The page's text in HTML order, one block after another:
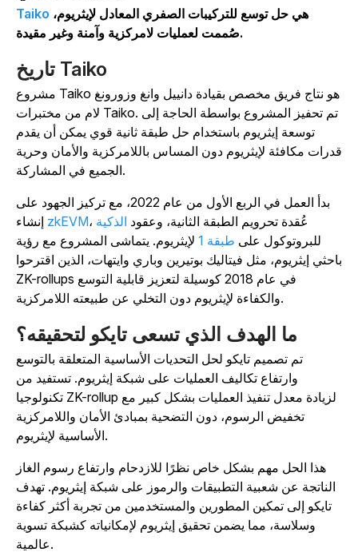
Taikoهي حل توسع للتركيبات الصفري المعادل لإيثريوم،
تاريخ Taiko
مشروع Taiko هو نتاج فريق مخصص بقيادة دانييل وانغ وزورونغ
لام من مختبرات Taiko. تم تحفيز المشروع بواسطة الحاجة إلى
توسعة إيثريوم باستخدام حل طبقة ثانية قوي يمكن أن يقدم
مكافئة لإيثريوم دون المساس باللامركزية والأمان وحرية
بدأ العمل في الربع الأول من عام 2022، مع تركيز الجهود على
إنشاءzkEVM ، عُقدة تحرويم الطبقة الثانية، وعقودالذكية
للبروتوكول علىطبقة 1 لإيثريوم. يتماشى المشروع مع رؤية
إيثريوم، مثل فيتاليك بوتيرين وباري وايتهات، الذين اقترحوا
ZK-rollups في عام 2018 كوسيلة لتعزيز قابلية التوسع
ما الهدف الذي تسعى تايكو لتحقيقه؟
تم تصميم تايكو لحل التحديات الأساسية المتعلقة بالتوسع
وارتفاع تكاليف العمليات على شبكة إيثريوم. تستفيد من
تكنولوجيا ZK-rollup لزيادة معدل تنفيذ العمليات بشكل كبير مع
تخفيض الرسوم، دون التضحية بمبادئ الأمان واللامركزية
هذا الحل مهم بشكل خاص نظرًا للازدحام وارتفاع رسوم الغاز
الناتجة عن شعبية التطبيقات والرموز على شبكة إيثريوم. تهدف
تايكو إلى تمكين المطورين والمستخدمين من تجربة أكثر كفاءة
وسلاسة، مما يضمن تحقيق إيثريوم لإمكانياته كشبكة تسوية